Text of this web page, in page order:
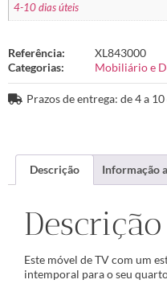
4-10 dias úteis
Referência:
XL843000
Categorias:
Mobiliário e
Prazos de entrega: de 4 a
Descrição Informação
Descrição
Este móvel de TV com um
intemporal para o seu